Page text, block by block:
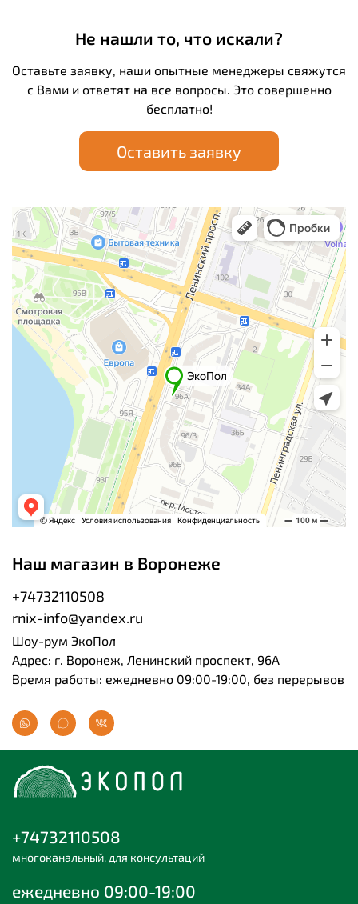
Не нашли то, что искали?
Оставьте заявку, наши опытные менеджеры свяжутся
с Вами и ответят на все вопросы. Это совершенно
бесплатно!
Оставить заявку
Наш магазин в Воронеже
+74732110508
rnix-info@yandex.ru
Шоу-рум ЭкоПол
Адрес: г. Воронеж, Ленинский проспект, 96А
Время работы: ежедневно 09:00-19:00, без перерывов
+74732110508
многоканальный, для консультаций
ежедневно 09:00-19:00